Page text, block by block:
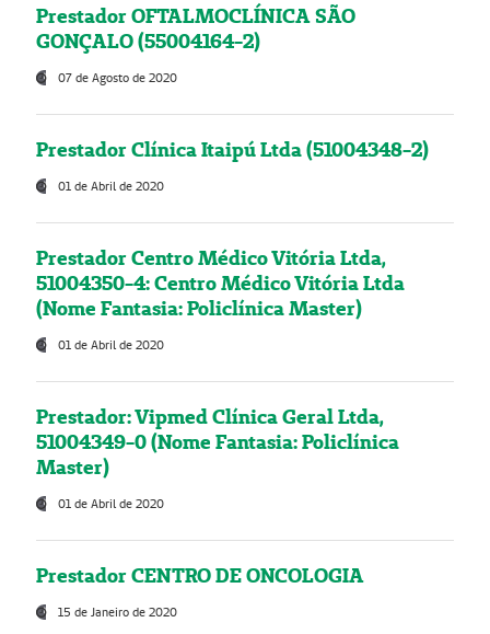
Prestador OFTALMOCLÍNICA SÃO
GONÇALO (55004164-2)
07 de Agosto de 2020
Prestador Clínica Itaipú Ltda (51004348-2)
01 de Abril de 2020
Prestador Centro Médico Vitória Ltda,
51004350-4: Centro Médico Vitória Ltda
(Nome Fantasia: Policlínica Master)
01 de Abril de 2020
Prestador: Vipmed Clínica Geral Ltda,
51004349-0 (Nome Fantasia: Policlínica
Master)
01 de Abril de 2020
Prestador CENTRO DE ONCOLOGIA
15 de Janeiro de 2020